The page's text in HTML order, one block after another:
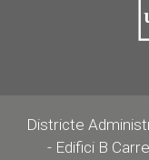
Districte
- Edifici B